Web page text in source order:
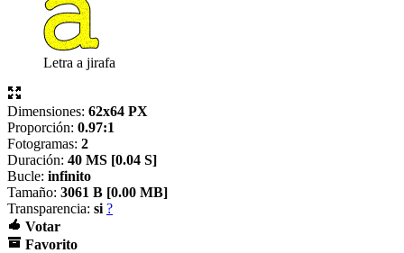
Letra a jirafa
Dimensiones: 62x64 PX
Proporción: 0.97:1
Fotogramas: 2
Duración: 40 MS [0.04 S]
Bucle: infinito
Tamaño: 3061 B [0.00 MB]
Transparencia: si ?
Votar
Favorito